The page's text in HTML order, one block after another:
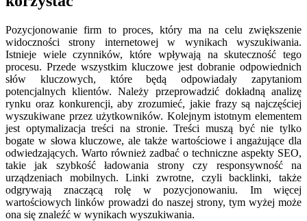
Pozycjonowanie firm to proces, który ma na celu zwiększenie
widoczności strony internetowej w wynikach wyszukiwania.
Istnieje wiele czynników, które wpływają na skuteczność tego
procesu. Przede wszystkim kluczowe jest dobranie odpowiednich
słów kluczowych, które będą odpowiadały zapytaniom
potencjalnych klientów. Należy przeprowadzić dokładną analizę
rynku oraz konkurencji, aby zrozumieć, jakie frazy są najczęściej
wyszukiwane przez użytkowników. Kolejnym istotnym elementem
jest optymalizacja treści na stronie. Treści muszą być nie tylko
bogate w słowa kluczowe, ale także wartościowe i angażujące dla
odwiedzających. Warto również zadbać o techniczne aspekty SEO,
takie jak szybkość ładowania strony czy responsywność na
urządzeniach mobilnych. Linki zwrotne, czyli backlinki, także
odgrywają znaczącą rolę w pozycjonowaniu. Im więcej
wartościowych linków prowadzi do naszej strony, tym wyżej może
ona się znaleźć w wynikach wyszukiwania.